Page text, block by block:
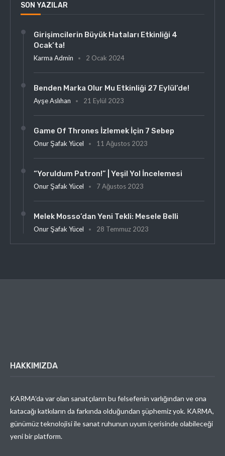
SON YAZILAR
Girişimcilerin Büyük Hataları Etkinliği 4
Ocak’ta!
Karma Admin 2 Ocak 2024
Benden Marka Olur Mu Etkinliği 27 Eylül’de!
Ayşe Aslıhan 21 Eylül 2023
Game Of Thrones İzlemek İçin 7 Sebep
Onur Şafak Yücel 11 Ağustos 2023
“Yoruldum Patron!” | Yeşil Yol İncelemesi
Onur Şafak Yücel 7 Ağustos 2023
Melek Mosso’dan Yeni Tekli: Mesele Belli
Onur Şafak Yücel 28 Temmuz 2023
HAKKIMIZDA
KARMA’da var olan sanatçıların bu felsefenin varlığından ve ona
katacağı katkıların da farkında olduğundan şüphemiz yok. KARMA,
günümüz teknolojisi ile sanat ruhunun uyum içerisinde olabileceği
yeni bir platform.